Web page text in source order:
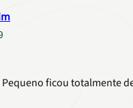
ficou totalmente